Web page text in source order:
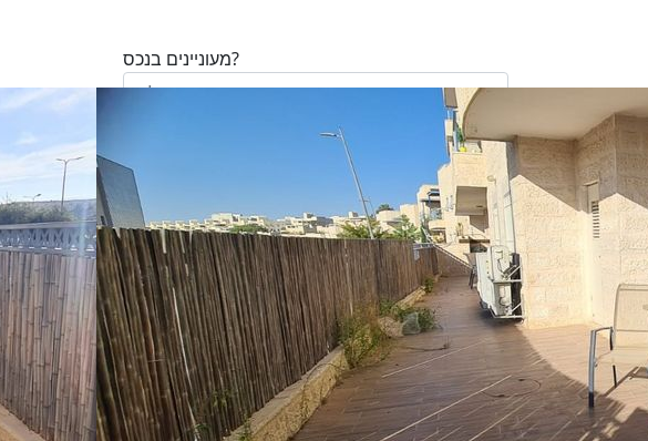
מעוניינים בנכס?
הריני נותן בזאת את הסכמתי המפורשת לקבל
מחב' אנגלו סכסון סוכנות לנכסים (ישראל 1992)
בע"מ ו/או מי מטעמה ("אנגלו סכסון") בדוא"ל,
במסרונים ובשיחת טלפון שיווקית, הצעות ודברי שיווק
ופרסומת כהגדרתם בחוק וכן, שפרטיי האישיים
יישמרו במאגריה וישמשו אותה לשליחת מידע ולקידום
פעילותיה, לרבות אך לא רק, לעריכת ניתוח מידע
ומחקר סטטיסטי.למדיניות הפרטיות של החברה.
שלח